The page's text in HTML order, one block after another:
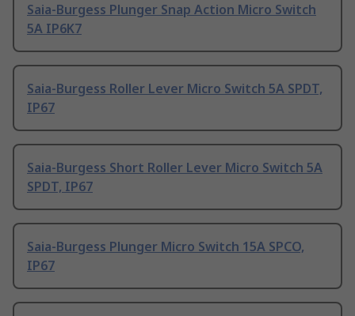
Saia-Burgess Plunger Snap Action Micro Switch
5A IP6K7
Saia-Burgess Roller Lever Micro Switch 5A SPDT,
IP67
Saia-Burgess Short Roller Lever Micro Switch 5A
SPDT, IP67
Saia-Burgess Plunger Micro Switch 15A SPCO,
IP67